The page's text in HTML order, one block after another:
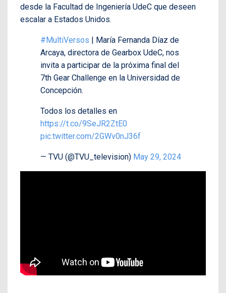
desde la Facultad de Ingeniería UdeC que deseen
escalar a Estados Unidos.
#MultiVersos | María Fernanda Díaz de
Arcaya, directora de Gearbox UdeC, nos
invita a participar de la próxima final del
7th Gear Challenge en la Universidad de
Concepción.
Todos los detalles en
https://t.co/9SeJR2ZtE0
pic.twitter.com/2GWv0nJ36f
— TVU (@TVU_television) May 29, 2024